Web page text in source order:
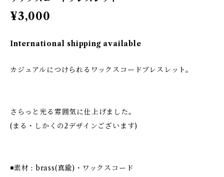
¥3,000
International shipping available
カジュアルにつけられるワックスコードブレスレット。
さらっと光る雰囲気に仕上げました。
(まる・しかくの2デザインございます)
◾️素材 : brass(真鍮)・ワックスコード